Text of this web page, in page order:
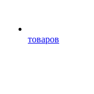
товаров